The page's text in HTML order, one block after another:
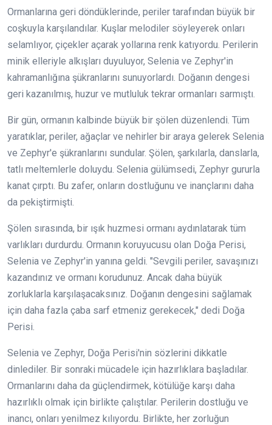
Ormanlarına geri döndüklerinde, periler tarafından büyük bir
coşkuyla karşılandılar. Kuşlar melodiler söyleyerek onları
selamlıyor, çiçekler açarak yollarına renk katıyordu. Perilerin
minik elleriyle alkışları duyuluyor, Selenia ve Zephyr'in
kahramanlığına şükranlarını sunuyorlardı. Doğanın dengesi
geri kazanılmış, huzur ve mutluluk tekrar ormanları sarmıştı.
Bir gün, ormanın kalbinde büyük bir şölen düzenlendi. Tüm
yaratıklar, periler, ağaçlar ve nehirler bir araya gelerek Selenia
ve Zephyr'e şükranlarını sundular. Şölen, şarkılarla, danslarla,
tatlı meltemlerle doluydu. Selenia gülümsedi, Zephyr gururla
kanat çırptı. Bu zafer, onların dostluğunu ve inançlarını daha
da pekiştirmişti.
Şölen sırasında, bir ışık huzmesi ormanı aydınlatarak tüm
varlıkları durdurdu. Ormanın koruyucusu olan Doğa Perisi,
Selenia ve Zephyr'in yanına geldi. "Sevgili periler, savaşınızı
kazandınız ve ormanı korudunuz. Ancak daha büyük
zorluklarla karşılaşacaksınız. Doğanın dengesini sağlamak
için daha fazla çaba sarf etmeniz gerekecek," dedi Doğa
Perisi.
Selenia ve Zephyr, Doğa Perisi'nin sözlerini dikkatle
dinlediler. Bir sonraki mücadele için hazırlıklara başladılar.
Ormanlarını daha da güçlendirmek, kötülüğe karşı daha
hazırlıklı olmak için birlikte çalıştılar. Perilerin dostluğu ve
inancı, onları yenilmez kılıyordu. Birlikte, her zorluğun